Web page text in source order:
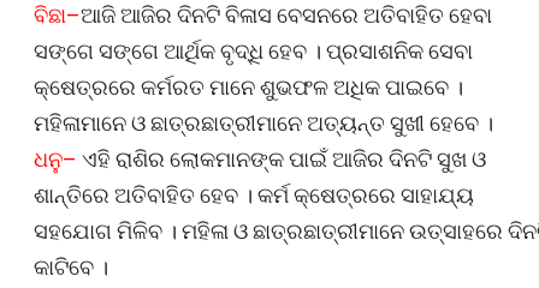
ବିଛା–ଆଜି ଆଜିର ଦିନଟି ବିଳାସ ବେସନରେ ଅତିବାହିତ ହେବା
ସଙ୍ଗେ ସଙ୍ଗେ ଆର୍ଥିକ ବୃଦ୍ଧି ହେବ । ପ୍ରସାଶନିକ ସେବା
କ୍ଷେତ୍ରରେ କର୍ମରତ ମାନେ ଶୁଭଫଳ ଅଧିକ ପାଇବେ ।
ମହିଳାମାନେ ଓ ଛାତ୍ରଛାତ୍ରୀମାନେ ଅତ୍ୟନ୍ତ ସୁଖୀ ହେବେ ।
ଧନୁ– ଏହି ରାଶିର ଲୋକମାନଙ୍କ ପାଇଁ ଆଜିର ଦିନଟି ସୁଖ ଓ
ଶାନ୍ତିରେ ଅତିବାହିତ ହେବ । କର୍ମ କ୍ଷେତ୍ରରେ ସାହାଯ୍ୟ
ସହଯୋଗ ମିଳିବ । ମହିଳା ଓ ଛାତ୍ରଛାତ୍ରୀମାନେ ଉତ୍ସାହରେ
କାଟିବେ ।